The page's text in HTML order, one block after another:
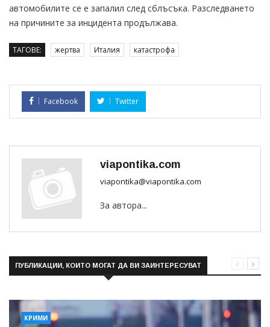
автомобилите се е запалил след сблъсъка. Разследването
на причините за инцидента продължава.
ТАГОВЕ: жертва Италия катастрофа
Facebook Twitter
viapontika.com
viapontika@viapontika.com
За автора...
ПУБЛИКАЦИИ, КОИТО МОГАТ ДА ВИ ЗАИНТЕРЕСУВАТ
КРИМИ